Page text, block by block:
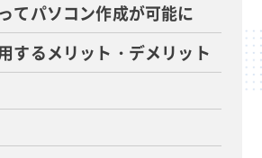
てパソコン作成が可能に
するメリット・デメリット